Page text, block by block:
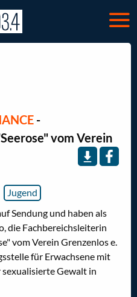
-
vom Verein
Jugend
Sendung und haben als
die Fachbereichsleiterin
vom Verein Grenzenlos e.
für Erwachsene mit
Gewalt in